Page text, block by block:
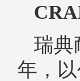
瑞典
年，